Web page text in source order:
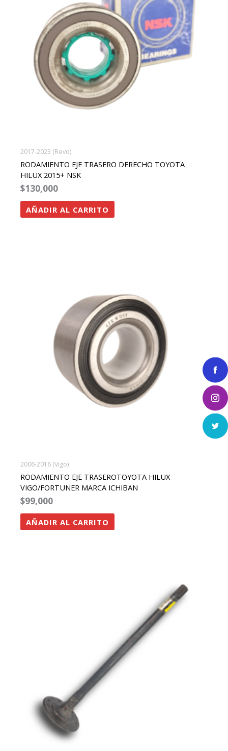
2017-2023 (Revo)
RODAMIENTO EJE TRASERO DERECHO TOYOTA
HILUX 2015+ NSK
$130,000
AÑADIR AL CARRITO
2006-2016 (Vigo)
RODAMIENTO EJE TRASEROTOYOTA HILUX
VIGO/FORTUNER MARCA ICHIBAN
$99,000
AÑADIR AL CARRITO